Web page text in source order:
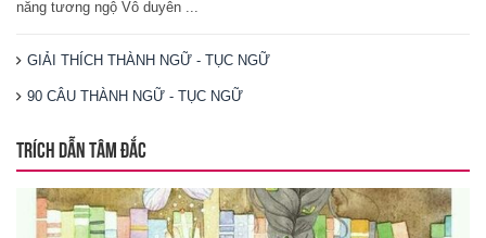
năng tương ngộ Vô duyên ...
GIẢI THÍCH THÀNH NGỮ - TỤC NGỮ
90 CÂU THÀNH NGỮ - TỤC NGỮ
TRÍCH DẪN TÂM ĐẮC